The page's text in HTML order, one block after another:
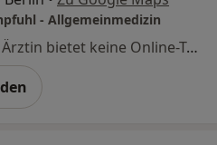
- Allgemeinmedizin
Dieser Arzt bzw. diese Ärztin bietet keine Online-Terminbuchung an diesem Standort an.